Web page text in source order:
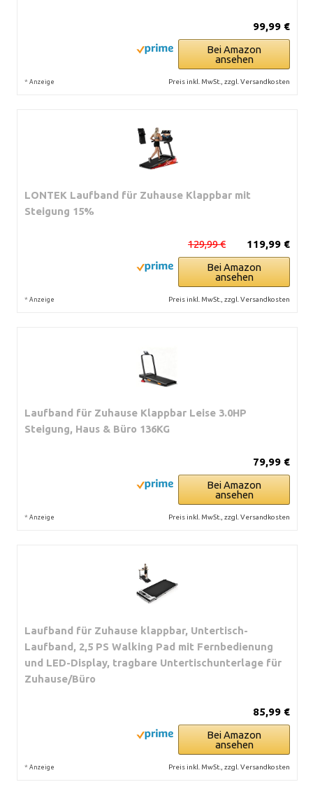
99,99 €
Bei Amazon
ansehen
* Anzeige Preis inkl. MwSt., zzgl. Versandkosten
LONTEK Laufband für Zuhause Klappbar mit
Steigung 15%
119,99 €
129,99 €
Bei Amazon
ansehen
* Anzeige Preis inkl. MwSt., zzgl. Versandkosten
Laufband für Zuhause Klappbar Leise 3.0HP
Steigung, Haus & Büro 136KG
79,99 €
Bei Amazon
ansehen
* Anzeige Preis inkl. MwSt., zzgl. Versandkosten
Laufband für Zuhause klappbar, Untertisch-
Laufband, 2,5 PS Walking Pad mit Fernbedienung
und LED-Display, tragbare Untertischunterlage für
Zuhause/Büro
85,99 €
Bei Amazon
ansehen
* Anzeige Preis inkl. MwSt., zzgl. Versandkosten